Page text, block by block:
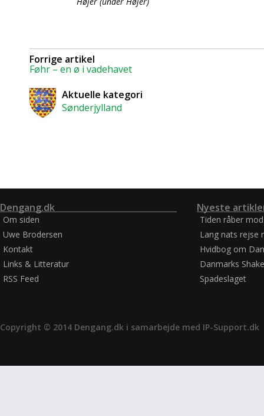
Forrige artikel
Føhr – en ø i vadehavet
Aktuelle kategori
Sønderjylland
Dengang.dk
Om siden
Uwe Brodersen
Kontakt
Links & Litteratur
RSS Feed
Nyeste
Tiden råber
Lang nats rejse
Hvidbog om
Danmarks
Spadeslaget
Copyright © 2014 Dengang.dk i samarbejde med IP-Support.dk